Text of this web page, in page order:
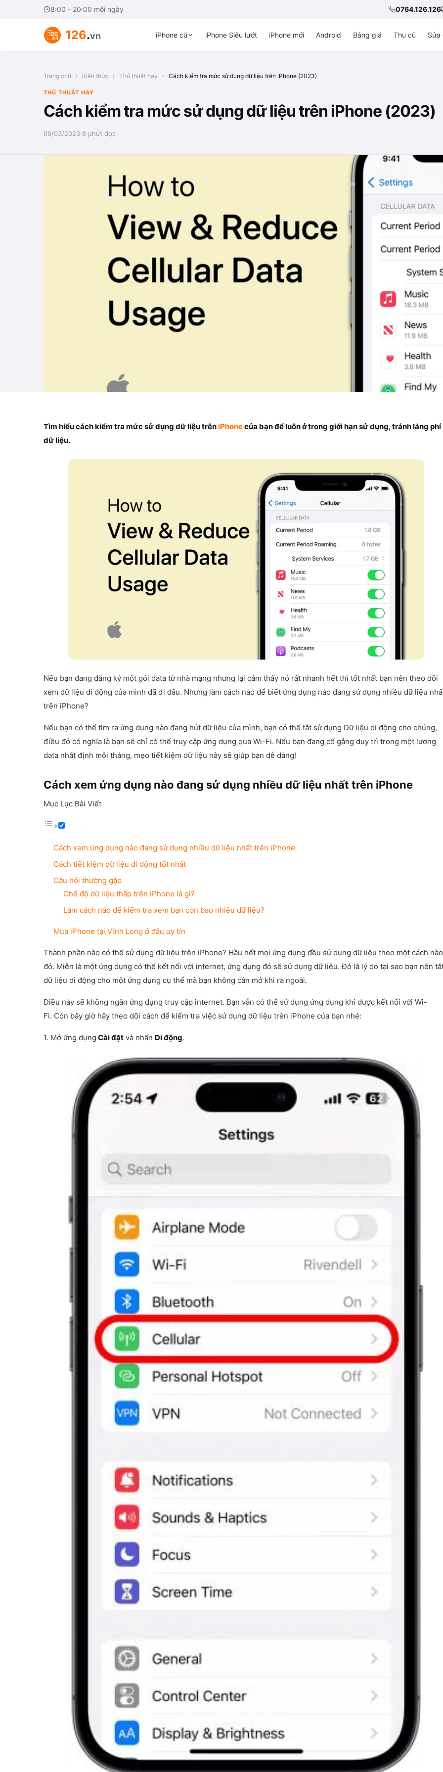
8:00 - 20:00 mỗi ngày 0764.126.126
126.vn iPhone cũ iPhone Siêu lướt iPhone mới Android Bảng giá Thu cũ Sửa
Trang chủ › Kiến thức › Thủ thuật hay › Cách kiểm tra mức sử dụng dữ liệu trên iPhone (2023)
THỦ THUẬT HAY
Cách kiểm tra mức sử dụng dữ liệu trên iPhone (2023)
06/03/2023·8 phút đọc
Tìm hiểu cách kiểm tra mức sử dụng dữ liệu trêniPhonecủa bạn để luôn ở trong giới hạn sử dụng, tránh lãng phí
dữ liệu.
Nếu bạn đang đăng ký một gói data từ nhà mạng nhưng lại cảm thấy nó rất nhanh hết thì tốt nhất bạn nên theo dõi
xem dữ liệu di động của mình đã đi đâu. Nhưng làm cách nào để biết ứng dụng nào đang sử dụng nhiều dữ liệu
trên iPhone?
Nếu bạn có thể tìm ra ứng dụng nào đang hút dữ liệu của mình, bạn có thể tắt sử dụng Dữ liệu di động cho chúng,
điều đó có nghĩa là bạn sẽ chỉ có thể truy cập ứng dụng qua Wi-Fi. Nếu bạn đang cố gắng duy trì trong một lượng
data nhất định mỗi tháng, mẹo tiết kiệm dữ liệu này sẽ giúp bạn dễ dàng!
Cách xem ứng dụng nào đang sử dụng nhiều dữ liệu nhất trên iPhone
Mục Lục Bài Viết
Cách xem ứng dụng nào đang sử dụng nhiều dữ liệu nhất trên iPhone
Cách tiết kiệm dữ liệu di động tốt nhất
Câu hỏi thường gặp
Chế độ dữ liệu thấp trên iPhone là gì?
Làm cách nào để kiểm tra xem bạn còn bao nhiêu dữ liệu?
Mua iPhone tại Vĩnh Long ở đâu uy tín
Thành phần nào có thể sử dụng dữ liệu trên iPhone? Hầu hết mọi ứng dụng đều sử dụng dữ liệu theo một cách nào
đó. Miễn là một ứng dụng có thể kết nối với internet, ứng dụng đó sẽ sử dụng dữ liệu. Đó là lý do tại sao bạn nên
dữ liệu di động cho một ứng dụng cụ thể mà bạn không cần mở khi ra ngoài.
Điều này sẽ không ngăn ứng dụng truy cập internet. Bạn vẫn có thể sử dụng ứng dụng khi được kết nối với Wi-
Fi. Còn bây giờ hãy theo dõi cách để kiểm tra việc sử dụng dữ liệu trên iPhone của bạn nhé:
1. Mở ứng dụng Cài đặt và nhấn Di động.